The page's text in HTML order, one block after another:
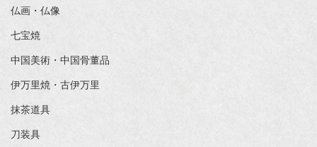
仏画・仏像
七宝焼
中国美術・中国骨董品
伊万里焼・古伊万里
抹茶道具
刀装具